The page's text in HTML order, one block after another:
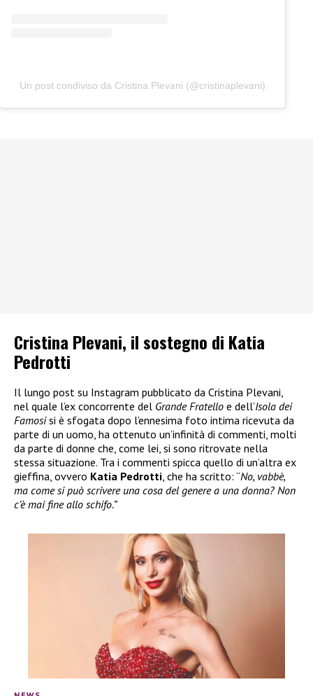
Un post condiviso da Cristina Plevani (@cristinaplevani)
Cristina Plevani, il sostegno di Katia
Pedrotti
Il lungo post su Instagram pubblicato da Cristina Plevani,
nel quale l’ex concorrente del Grande Fratello e dell’Isola dei
Famosisi è sfogata dopo l’ennesima foto intima ricevuta da
parte di un uomo, ha ottenuto un’infinità di commenti, molti
da parte di donne che, come lei, si sono ritrovate nella
stessa situazione. Tra i commenti spicca quello di un’altra ex
gieffina, ovvero Katia Pedrotti, che ha scritto: “No, vabbè,
ma come si può scrivere una cosa del genere a una donna? Non
c’è mai fine allo schifo.”